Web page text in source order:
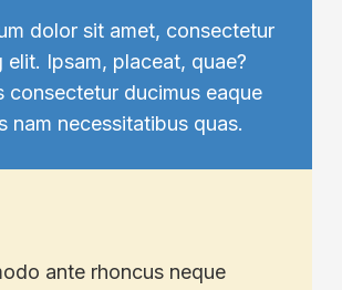
dolor sit amet, consectetur
elit. Ipsam, placeat, quae?
consectetur ducimus eaque
nam necessitatibus quas.
ante rhoncus neque